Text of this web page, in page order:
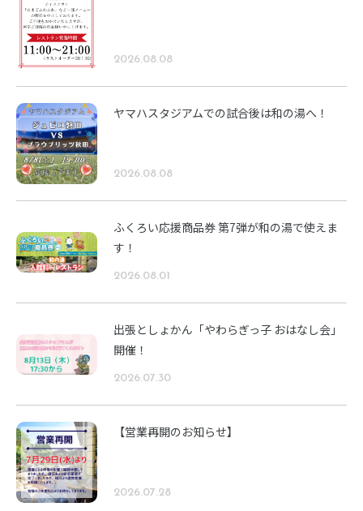
2026.08.08
ヤマハスタジアムでの試合後は和の湯へ！
2026.08.08
ふくろい応援商品券 第7弾が和の湯で使えま
す！
2026.08.01
出張としょかん「やわらぎっ子 おはなし会」
開催！
2026.07.30
【営業再開のお知らせ】
2026.07.28